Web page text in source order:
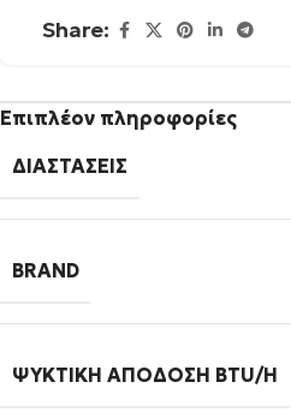
Share:
Επιπλέον πληροφορίες
ΔΙΑΣΤΆΣΕΙΣ
BRAND
ΨΥΚΤΙΚΉ ΑΠΌΔΟΣΗ BTU/H